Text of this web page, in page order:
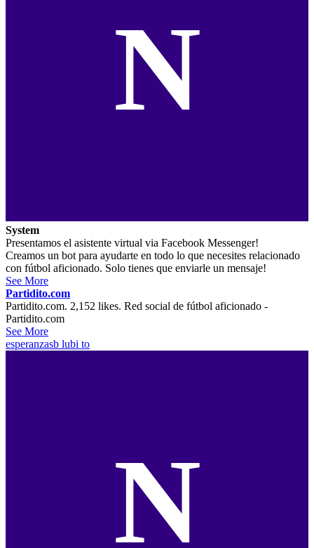
N
System
Presentamos el asistente virtual via Facebook Messenger!
Creamos un bot para ayudarte en todo lo que necesites relacionado
con fútbol aficionado. Solo tienes que enviarle un mensaje!
See More
Partidito.com
Partidito.com. 2,152 likes. Red social de fútbol aficionado -
Partidito.com
See More
esperanzasb lubi to
N